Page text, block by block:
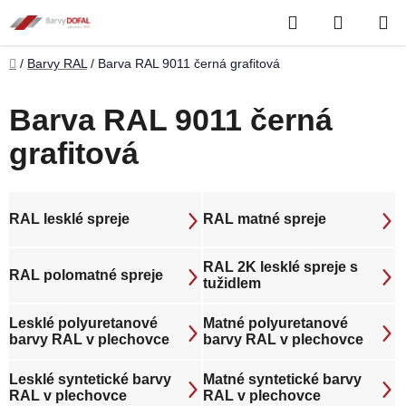
na
obsah
Hledat
KOŠÍK
Domů
/ Barvy RAL / Barva RAL 9011 černá grafitová
Barva RAL 9011 černá
grafitová
RAL lesklé spreje RAL matné spreje
RAL polomatné spreje
RAL 2K lesklé spreje s
tužidlem
Lesklé polyuretanové
barvy RAL v plechovce
Matné polyuretanové
barvy RAL v plechovce
Lesklé syntetické barvy
RAL v plechovce
Matné syntetické barvy
RAL v plechovce